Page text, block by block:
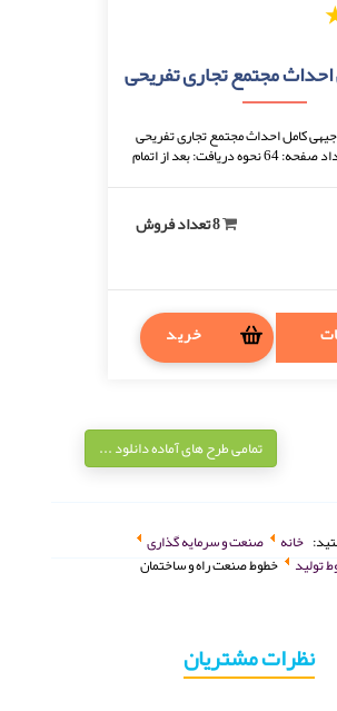
مجتمع تجاری تفریحی
کامل احداث مجتمع تجاری تفریحی
سال نگارش: 95 تعداد صفحه: 64 نحوه دریافت: بعد از اتمام
خرید
تمامی طرح های آماده دانلود ...
خانه
صنعت و سرمایه گذاری
تولید
خطوط صنعت راه و ساختمان
نظرات مشتریان